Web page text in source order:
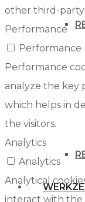
other third-
Performance
Performance
Performance
analyze the key
which helps in
the visitors.
Analytics
Analytics
Analytical
interact with the